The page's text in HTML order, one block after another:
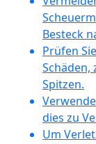
Besteck
Prüfen
Schäden,
Spitzen.
dies zu
Um